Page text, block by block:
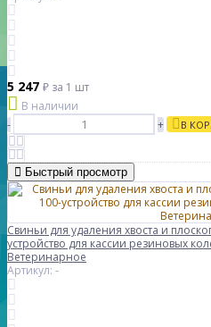
5 247 ₽ за 1 шт
В наличии
-
+ В
Быстрый просмотр
Свиньи для удаления хвоста и
устройство для кассии резиновых
Ветеринарное
Артикул: -